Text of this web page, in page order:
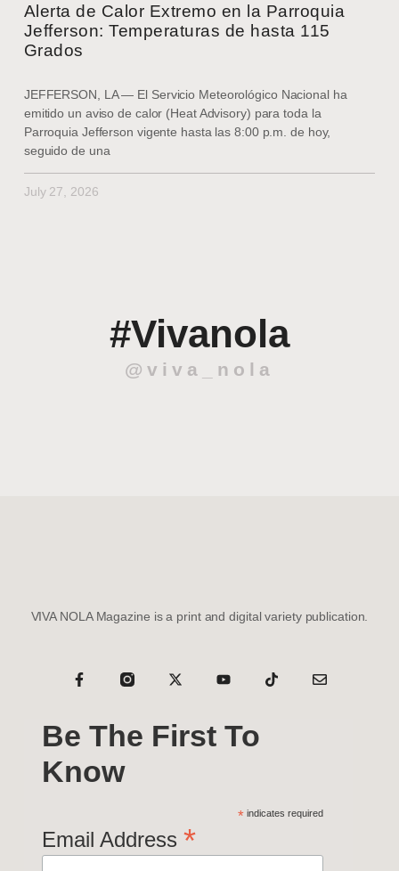
Alerta de Calor Extremo en la Parroquia
Jefferson: Temperaturas de hasta 115
Grados
JEFFERSON, LA — El Servicio Meteorológico Nacional ha
emitido un aviso de calor (Heat Advisory) para toda la
Parroquia Jefferson vigente hasta las 8:00 p.m. de hoy,
seguido de una
July 27, 2026
#Vivanola
@viva_nola
VIVA NOLA Magazine is a print and digital variety publication.
Be The First To
Know
* indicates required
Email Address *